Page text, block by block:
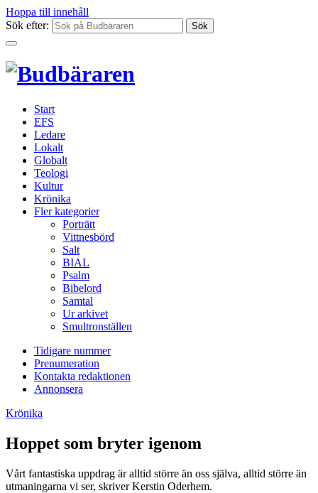
Hoppa till innehåll
Sök efter:
Start
EFS
Ledare
Lokalt
Globalt
Teologi
Kultur
Krönika
Fler kategorier
Porträtt
Vittnesbörd
Salt
BIAL
Psalm
Bibelord
Samtal
Ur arkivet
Smultronställen
Tidigare nummer
Prenumeration
Kontakta redaktionen
Annonsera
Krönika
Hoppet som bryter igenom
Vårt fantastiska uppdrag är alltid större än oss själva, alltid större än
utmaningarna vi ser, skriver Kerstin Oderhem.